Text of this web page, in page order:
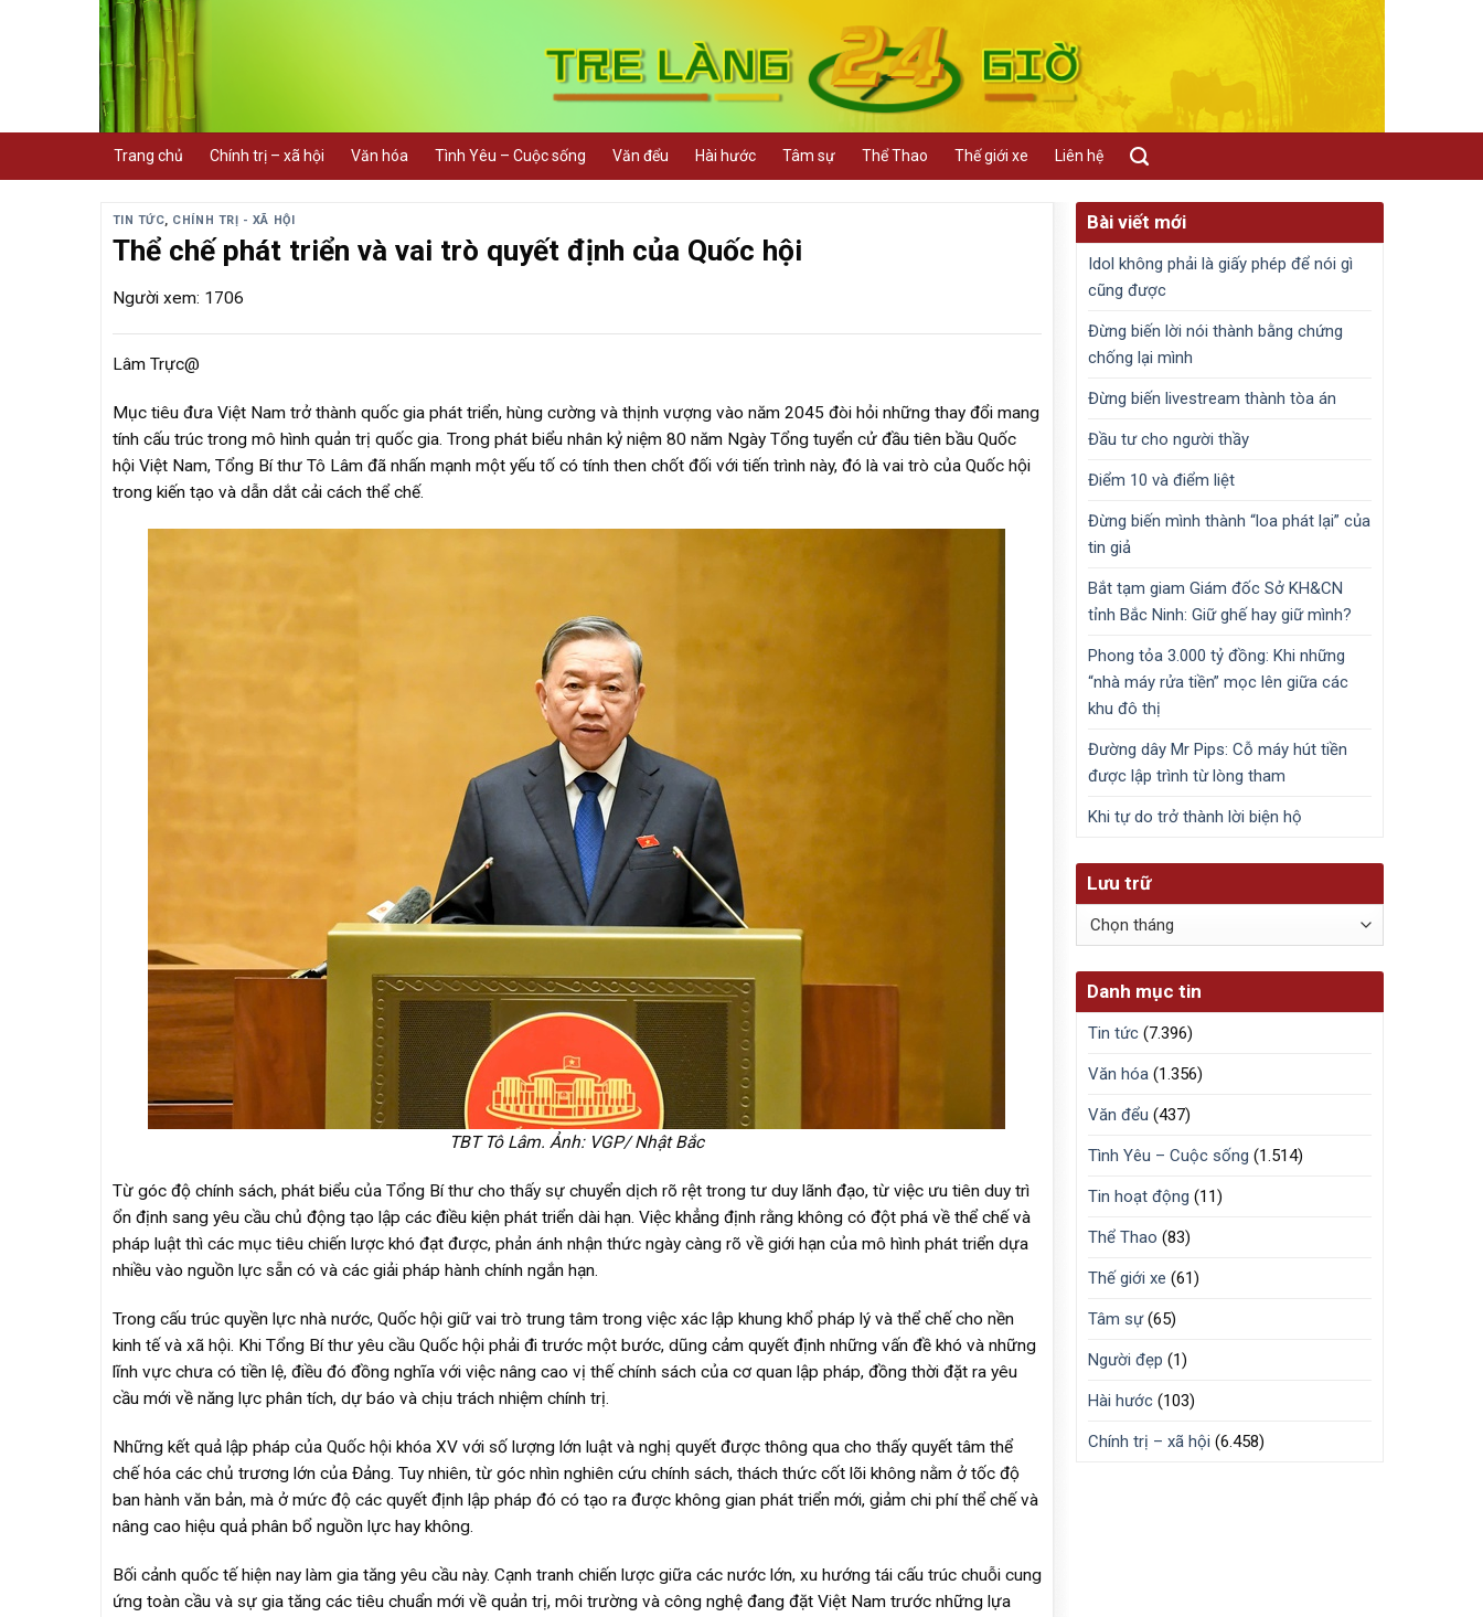
Trang chủ Chính trị – xã hội Văn hóa Tình Yêu – Cuộc sống Văn đểu Hài hước Tâm sự Thể Thao Thế giới xe Liên hệ
TIN TỨC, CHÍNH TRỊ - XÃ HỘI
Thể chế phát triển và vai trò quyết định của Quốc hội
Người xem: 1706
Lâm Trực@
Mục tiêu đưa Việt Nam trở thành quốc gia phát triển, hùng cường và thịnh vượng vào năm 2045 đòi hỏi những thay đổi mang
tính cấu trúc trong mô hình quản trị quốc gia. Trong phát biểu nhân kỷ niệm 80 năm Ngày Tổng tuyển cử đầu tiên bầu Quốc
hội Việt Nam, Tổng Bí thư Tô Lâm đã nhấn mạnh một yếu tố có tính then chốt đối với tiến trình này, đó là vai trò của Quốc hội
trong kiến tạo và dẫn dắt cải cách thể chế.
TBT Tô Lâm. Ảnh: VGP/ Nhật Bắc
Từ góc độ chính sách, phát biểu của Tổng Bí thư cho thấy sự chuyển dịch rõ rệt trong tư duy lãnh đạo, từ việc ưu tiên duy trì
ổn định sang yêu cầu chủ động tạo lập các điều kiện phát triển dài hạn. Việc khẳng định rằng không có đột phá về thể chế và
pháp luật thì các mục tiêu chiến lược khó đạt được, phản ánh nhận thức ngày càng rõ về giới hạn của mô hình phát triển dựa
nhiều vào nguồn lực sẵn có và các giải pháp hành chính ngắn hạn.
Trong cấu trúc quyền lực nhà nước, Quốc hội giữ vai trò trung tâm trong việc xác lập khung khổ pháp lý và thể chế cho nền
kinh tế và xã hội. Khi Tổng Bí thư yêu cầu Quốc hội phải đi trước một bước, dũng cảm quyết định những vấn đề khó và những
lĩnh vực chưa có tiền lệ, điều đó đồng nghĩa với việc nâng cao vị thế chính sách của cơ quan lập pháp, đồng thời đặt ra yêu
cầu mới về năng lực phân tích, dự báo và chịu trách nhiệm chính trị.
Những kết quả lập pháp của Quốc hội khóa XV với số lượng lớn luật và nghị quyết được thông qua cho thấy quyết tâm thể
chế hóa các chủ trương lớn của Đảng. Tuy nhiên, từ góc nhìn nghiên cứu chính sách, thách thức cốt lõi không nằm ở tốc độ
ban hành văn bản, mà ở mức độ các quyết định lập pháp đó có tạo ra được không gian phát triển mới, giảm chi phí thể chế và
nâng cao hiệu quả phân bổ nguồn lực hay không.
Bối cảnh quốc tế hiện nay làm gia tăng yêu cầu này. Cạnh tranh chiến lược giữa các nước lớn, xu hướng tái cấu trúc chuỗi cung
ứng toàn cầu và sự gia tăng các tiêu chuẩn mới về quản trị, môi trường và công nghệ đang đặt Việt Nam trước những lựa
Bài viết mới
Idol không phải là giấy phép để nói gì
cũng được
Đừng biến lời nói thành bằng chứng
chống lại mình
Đừng biến livestream thành tòa án
Đầu tư cho người thầy
Điểm 10 và điểm liệt
Đừng biến mình thành “loa phát lại” của
tin giả
Bắt tạm giam Giám đốc Sở KH&CN
tỉnh Bắc Ninh: Giữ ghế hay giữ mình?
Phong tỏa 3.000 tỷ đồng: Khi những
“nhà máy rửa tiền” mọc lên giữa các
khu đô thị
Đường dây Mr Pips: Cỗ máy hút tiền
được lập trình từ lòng tham
Khi tự do trở thành lời biện hộ
Lưu trữ
Lưu
Danh mục tin
Tin tức (7.396)
Văn hóa (1.356)
Văn đểu (437)
Tình Yêu – Cuộc sống (1.514)
Tin hoạt động (11)
Thể Thao (83)
Thế giới xe (61)
Tâm sự(65)
Người đẹp (1)
Hài hước (103)
Chính trị – xã hội (6.458)